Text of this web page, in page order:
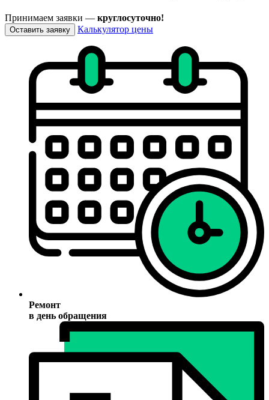
Принимаем заявки — круглосуточно!
Оставить заявку Калькулятор цены
Ремонт
в день обращения